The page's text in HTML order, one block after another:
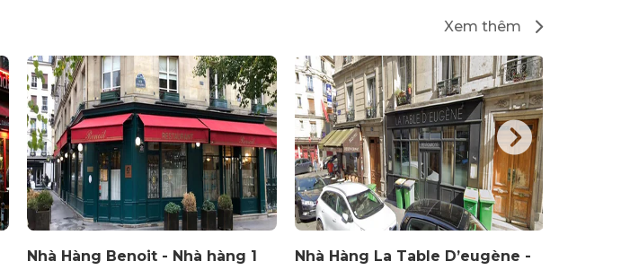
Xem thêm
Nhà Hàng Benoit - Nhà hàng 1
Nhà Hàng La Table D’eugène -